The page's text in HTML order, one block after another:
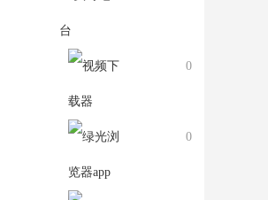
0
0